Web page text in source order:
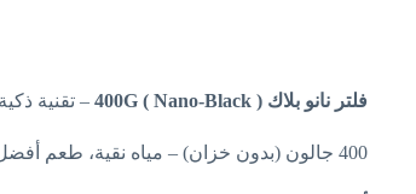
فلتر نانو بلاك 400G ( Nano-Black ) – تقنية
400 جالون (بدون خزان) – مياه نقية، طعم أفضل، وأداء عالي بلمسة واحدة